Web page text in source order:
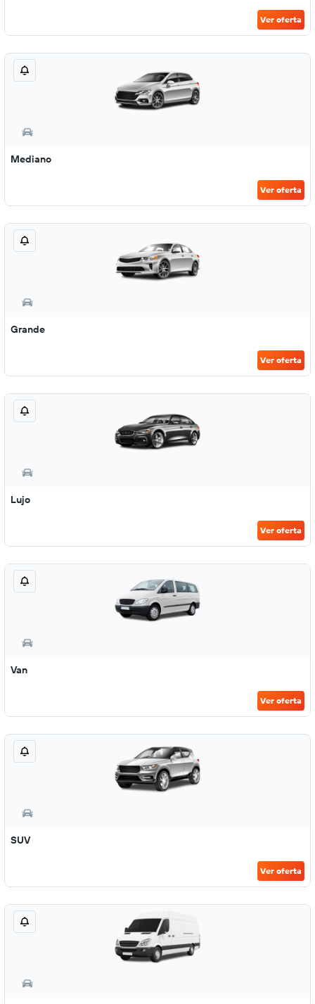
Ver oferta
Mediano
Ver oferta
Grande
Ver oferta
Lujo
Ver oferta
Van
Ver oferta
SUV
Ver oferta